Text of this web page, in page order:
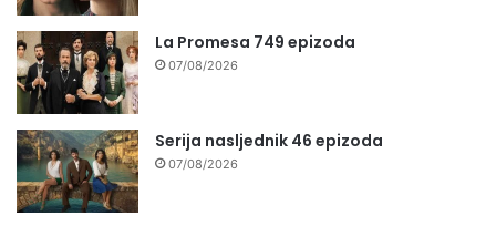
La Promesa 749 epizoda
07/08/2026
Serija nasljednik 46 epizoda
07/08/2026